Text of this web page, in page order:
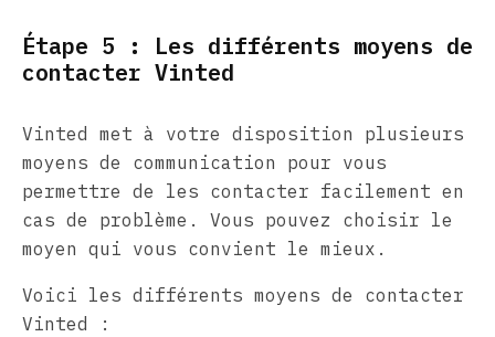
Étape 5 : Les différents moyens de
contacter Vinted
Vinted met à votre disposition plusieurs
moyens de communication pour vous
permettre de les contacter facilement en
cas de problème. Vous pouvez choisir le
moyen qui vous convient le mieux.
Voici les différents moyens de contacter
Vinted :